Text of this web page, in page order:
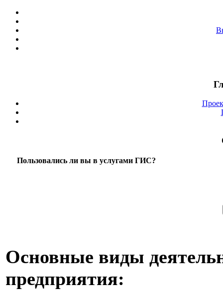
Пользовались ли вы в услугами ГИС?
Основные виды
предприятия: